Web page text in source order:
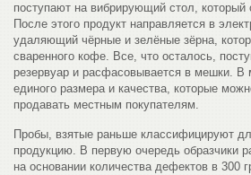
поступают на вибрирующий стол, который
После этого продукт направляется в
удаляющий чёрные и зелёные зёрна,
сваренного кофе. Все, что осталось,
резервуар и расфасовывается в мешки. В
единого размера и качества, которые
продавать местным покупателям.
Пробы, взятые раньше классифицируют
продукцию. В первую очередь образчики
на основании количества дефектов в 300